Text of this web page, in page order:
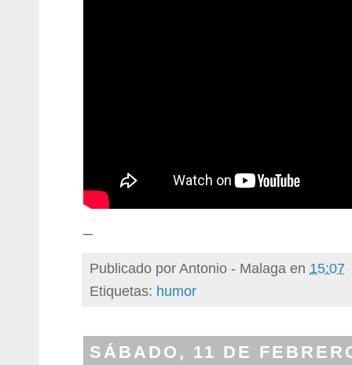
Publicado porAntonio - Malaga en 15:07
Etiquetas: humor
SÁBADO, 11 DE